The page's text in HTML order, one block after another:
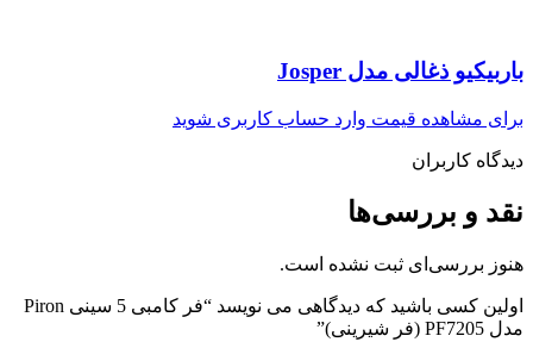
باربیکیو ذغالی مدل Josper
برای مشاهده قیمت وارد حساب کاربری شوید
دیدگاه کاربران
نقد و بررسی‌ها
هنوز بررسی‌ای ثبت نشده است.
اولین کسی باشید که دیدگاهی می نویسد “فر کامبی 5 سینی Piron
مدل PF7205 (فر شیرینی)”